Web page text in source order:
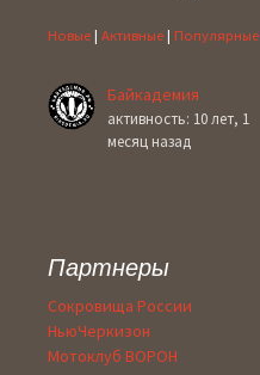
Новые | Активные | Популярные
Байкадемия
активность: 10 лет, 1
месяц назад
Партнеры
Сокровища России
НьюЧеркизон
Мотоклуб ВОРОН